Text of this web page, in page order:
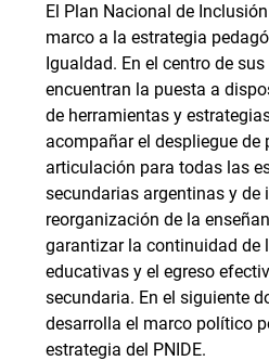
El Plan Nacional de
marco a la estrategia
Igualdad. En el centro de
encuentran la puesta a
de herramientas y
acompañar el despliegue de
articulación para todas las
secundarias argentinas y de
reorganización de la
garantizar la continuidad de
educativas y el egreso
secundaria. En el siguiente
desarrolla el marco político
estrategia del PNIDE.